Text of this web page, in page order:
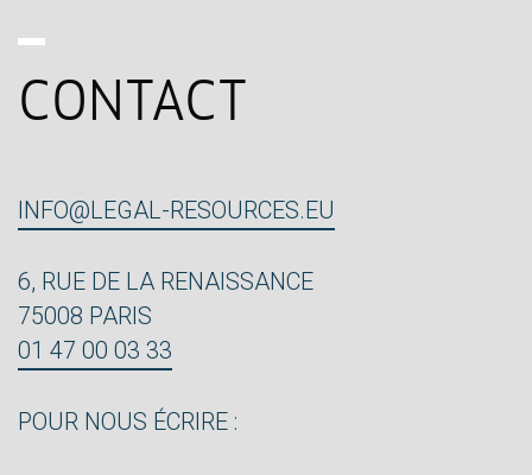
CONTACT
INFO@LEGAL-RESOURCES.EU
6, RUE DE LA RENAISSANCE
75008 PARIS
01 47 00 03 33
POUR NOUS ÉCRIRE :